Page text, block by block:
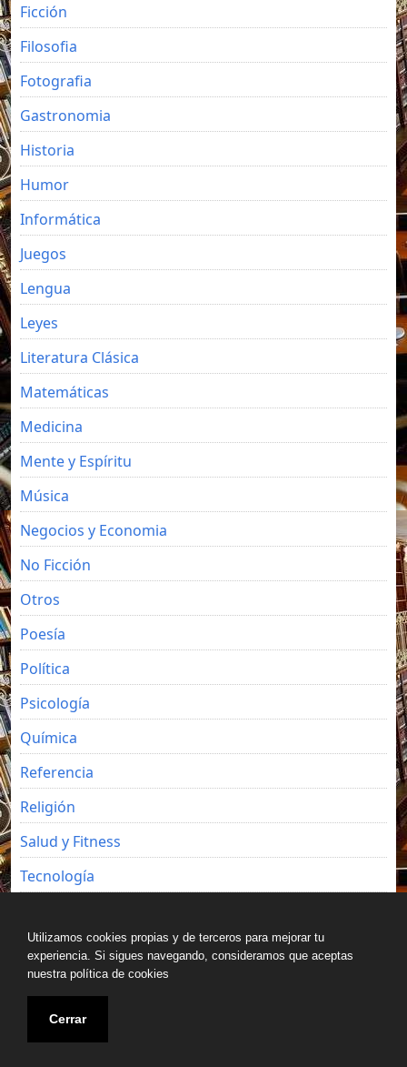
Ficción
Filosofia
Fotografia
Gastronomia
Historia
Humor
Informática
Juegos
Lengua
Leyes
Literatura Clásica
Matemáticas
Medicina
Mente y Espíritu
Música
Negocios y Economia
No Ficción
Otros
Poesía
Política
Psicología
Química
Referencia
Religión
Salud y Fitness
Tecnología
Utilizamos cookies propias y de terceros para mejorar tu
experiencia. Si sigues navegando, consideramos que aceptas
nuestra política de cookies
Cerrar